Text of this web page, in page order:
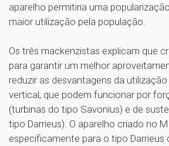
aparelho permitiria uma
maior utilização pela população.
Os três mackenzistas explicam que
para garantir um melhor
reduzir as desvantagens da
vertical, que podem funcionar por
(turbinas do tipo Savonius) e de
tipo Darrieus). O aparelho criado no
especificamente para o tipo Darrieus